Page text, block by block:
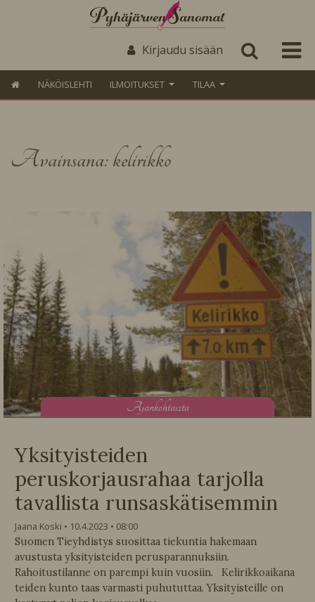
Kirjaudu sisään
NÄKÖISLEHTI ILMOITUKSET TILAA
Avainsana: kelirikko
Ajankohtaista
Yksityisteiden
peruskorjausrahaa tarjolla
tavallista runsaskätisemmin
Jaana Koski 10.4.2023
08:00
Suomen Tieyhdistys suosittaa tiekuntia hakemaan
avustusta yksityisteiden perusparannuksiin.
Rahoitustilanne on parempi kuin vuosiin. Kelirikkoaikana
teiden kunto taas varmasti puhututtaa. Yksityisteille on